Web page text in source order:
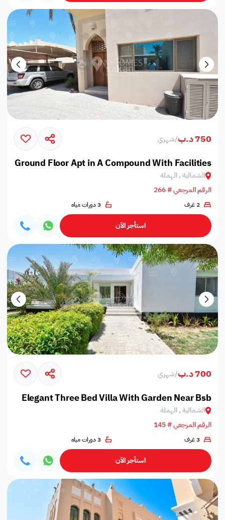
750 د.ب /شهري
Ground Floor Apt in A Compound With Facilities
الشمالية , الهملة
الرقم المرجعي # 266
2 غرف 3 دورات مياه
استأجر الآن
700 د.ب /شهري
Elegant Three Bed Villa With Garden Near Bsb
الشمالية , الهملة
الرقم المرجعي # 145
3 غرف 3 دورات مياه
استأجر الآن